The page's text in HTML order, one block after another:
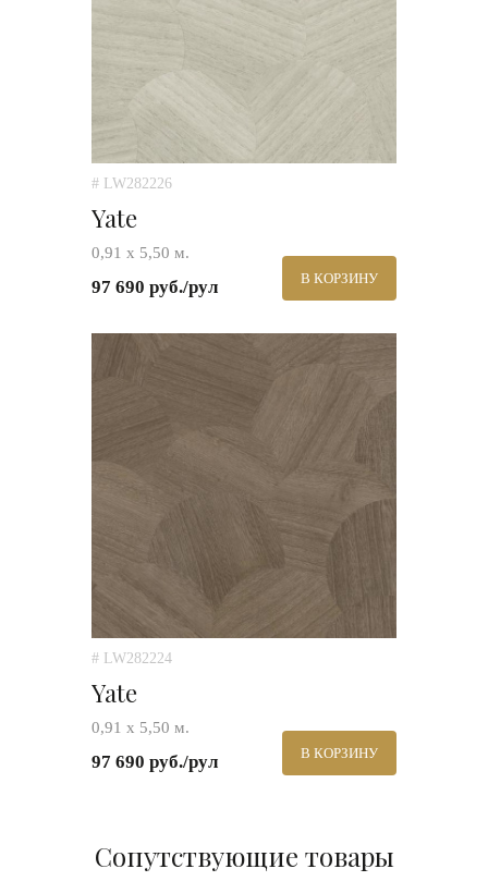
# LW282226
Yate
0,91 х 5,50 м.
97 690 руб./рул В КОРЗИНУ
# LW282224
Yate
0,91 х 5,50 м.
97 690 руб./рул В КОРЗИНУ
Сопутствующие товары